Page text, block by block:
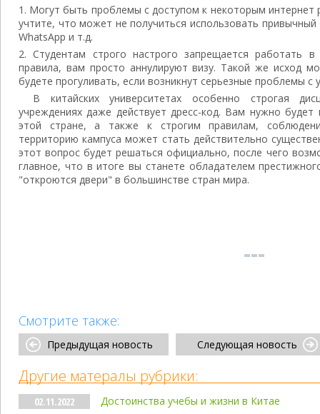
Могут быть проблемы с доступом к некоторым интернет
учтите, что может не получиться использовать
WhatsApp и т.д.
Студентам строго настрого запрещается работать
правила, вам просто аннулируют визу. Такой же исход
будете прогуливать, если возникнут серьезные проблемы с
В китайских университетах особенно строгая
учреждениях даже действует дресс-код. Вам нужно будет
этой стране, а также к строгим правилам,
территорию кампуса может стать действительно
этот вопрос будет решаться официально, после чего
главное, что в итоге вы станете обладателем
"откроются двери" в большинстве стран мира.
Смотрите также:
Предыдущая новость Следующая новость
Другие матералы рубрики:
02.11.2022
Достоинства учебы и жизни в Китае